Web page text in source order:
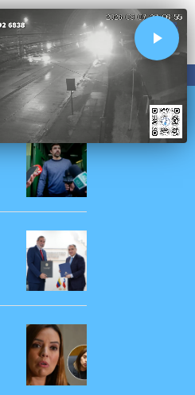
TENDENCIAS